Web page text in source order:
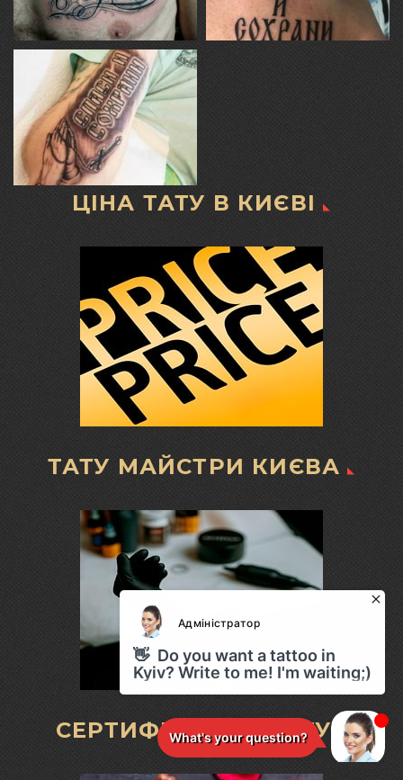
ЦІНА ТАТУ В КИЄВІ
ТАТУ МАЙСТРИ КИЄВА
СЕРТИФІКАТ НА ТАТУ